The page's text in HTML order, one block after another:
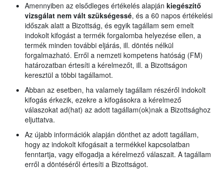
Amennyiben az elsődleges értékelés alapján kiegészítő
vizsgálat nem vált szükségessé, és a 60 napos értékelési
időszak alatt a Bizottság, és egyik tagállam sem emelt
indokolt kifogást a termék forgalomba helyezése ellen, a
termék minden további eljárás, ill. döntés nélkül
forgalmazható. Erről a nemzeti kompetens hatóság (FM)
határozatban értesíti a kérelmezőt, ill. a Bizottságon
keresztül a többi tagállamot.
Abban az esetben, ha valamely tagállam részéről indokolt
kifogás érkezik, ezekre a kifogásokra a kérelmező
válaszokat ad(hat) az adott tagállam(ok)nak a Bizottsághoz
eljuttatva.
Az újabb információk alapján dönthet az adott tagállam,
hogy az indokolt kifogásait a termékkel kapcsolatban
fenntartja, vagy elfogadja a kérelmező válaszait. A tagállam
erről a döntéséről értesíti a Bizottságot.